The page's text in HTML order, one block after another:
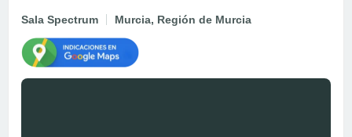
Sala Spectrum Murcia, Región de Murcia